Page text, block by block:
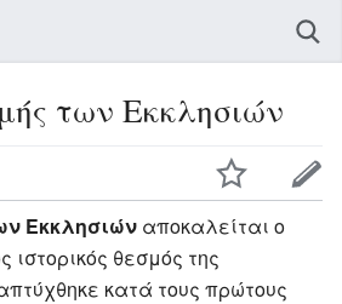
των Εκκλησιών
Εκκλησιών αποκαλείται ο
ιστορικός θεσμός της
κατά τους πρώτους